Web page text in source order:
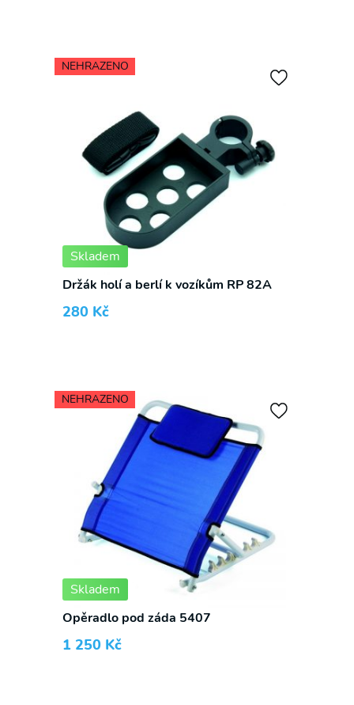
Skladem
NEHRAZENO
Držák holí a berlí k vozíkům RP 82A
280 Kč
Skladem
NEHRAZENO
Opěradlo pod záda 5407
1 250 Kč
S námi již žádnou akční nabídku
nepropásnete!
Přihlaste se k odběru novinek a mějte přehled o
našich akčních nabídkách.